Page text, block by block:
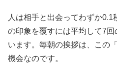
人は相手と出会ってわずか
の印象を覆すには平均して7
います。毎朝の挨拶は、この
機会なのです。